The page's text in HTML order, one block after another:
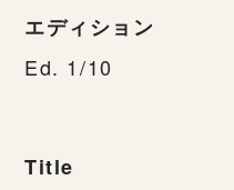
エディション
Ed. 1/10
Title